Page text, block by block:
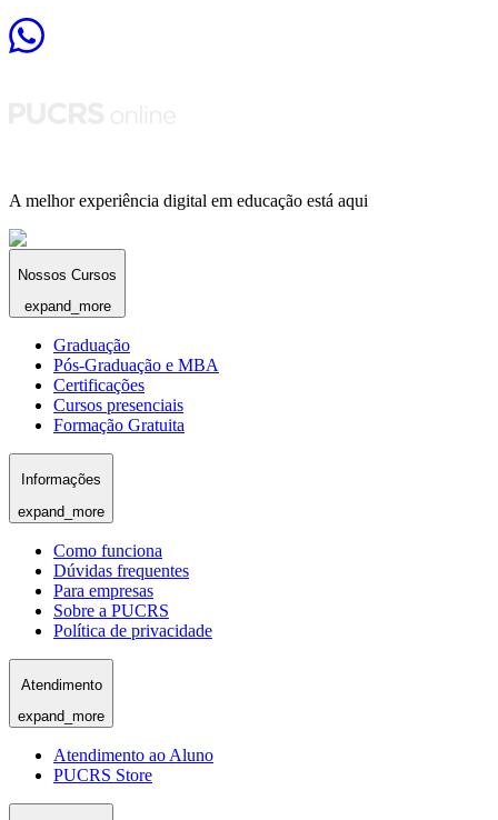
A melhor experiência digital em educação está aqui
Nossos Cursos
expand_more
Graduação
Pós-Graduação e MBA
Certificações
Cursos presenciais
Formação Gratuita
Informações
expand_more
Como funciona
Dúvidas frequentes
Para empresas
Sobre a PUCRS
Política de privacidade
Atendimento
expand_more
Atendimento ao Aluno
PUCRS Store